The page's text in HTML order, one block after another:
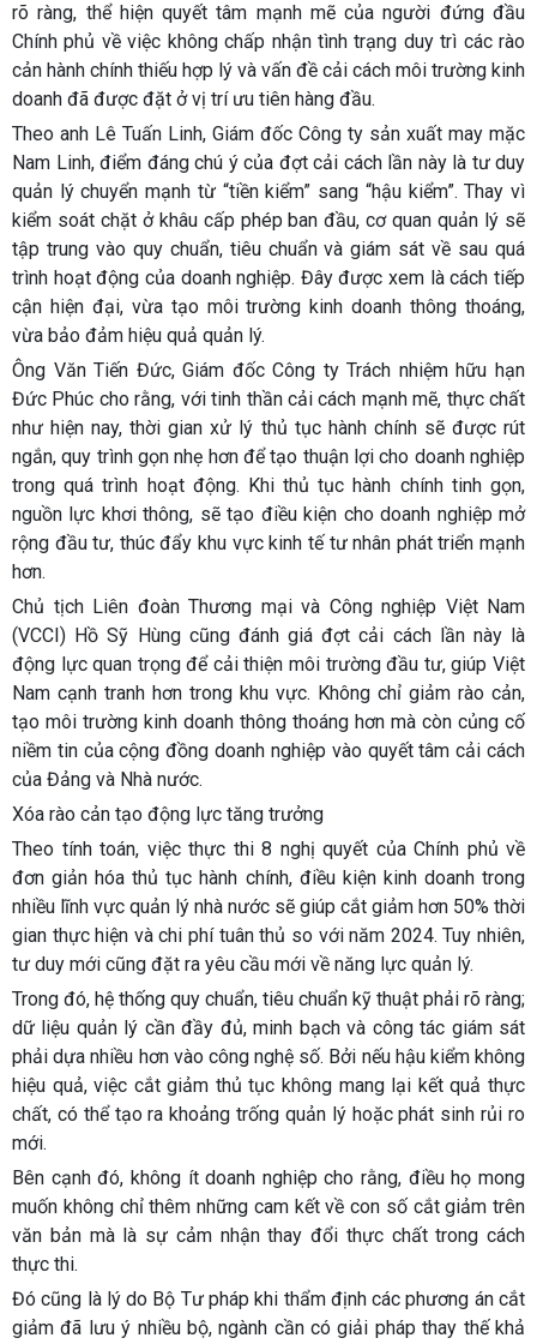
rõ ràng, thể hiện quyết tâm mạnh mẽ của người đứng đầu
Chính phủ về việc không chấp nhận tình trạng duy trì các rào
cản hành chính thiếu hợp lý và vấn đề cải cách môi trường kinh
doanh đã được đặt ở vị trí ưu tiên hàng đầu.
Theo anh Lê Tuấn Linh, Giám đốc Công ty sản xuất may mặc
Nam Linh, điểm đáng chú ý của đợt cải cách lần này là tư duy
quản lý chuyển mạnh từ “tiền kiểm” sang “hậu kiểm”. Thay vì
kiểm soát chặt ở khâu cấp phép ban đầu, cơ quan quản lý sẽ
tập trung vào quy chuẩn, tiêu chuẩn và giám sát về sau quá
trình hoạt động của doanh nghiệp. Đây được xem là cách tiếp
cận hiện đại, vừa tạo môi trường kinh doanh thông thoáng,
vừa bảo đảm hiệu quả quản lý.
Ông Văn Tiến Đức, Giám đốc Công ty Trách nhiệm hữu hạn
Đức Phúc cho rằng, với tinh thần cải cách mạnh mẽ, thực chất
như hiện nay, thời gian xử lý thủ tục hành chính sẽ được rút
ngắn, quy trình gọn nhẹ hơn để tạo thuận lợi cho doanh nghiệp
trong quá trình hoạt động. Khi thủ tục hành chính tinh gọn,
nguồn lực khơi thông, sẽ tạo điều kiện cho doanh nghiệp mở
rộng đầu tư, thúc đẩy khu vực kinh tế tư nhân phát triển mạnh
hơn.
Chủ tịch Liên đoàn Thương mại và Công nghiệp Việt Nam
(VCCI) Hồ Sỹ Hùng cũng đánh giá đợt cải cách lần này là
động lực quan trọng để cải thiện môi trường đầu tư, giúp Việt
Nam cạnh tranh hơn trong khu vực. Không chỉ giảm rào cản,
tạo môi trường kinh doanh thông thoáng hơn mà còn củng cố
niềm tin của cộng đồng doanh nghiệp vào quyết tâm cải cách
của Đảng và Nhà nước.
Xóa rào cản tạo động lực tăng trưởng
Theo tính toán, việc thực thi 8 nghị quyết của Chính phủ về
đơn giản hóa thủ tục hành chính, điều kiện kinh doanh trong
nhiều lĩnh vực quản lý nhà nước sẽ giúp cắt giảm hơn 50% thời
gian thực hiện và chi phí tuân thủ so với năm 2024. Tuy nhiên,
tư duy mới cũng đặt ra yêu cầu mới về năng lực quản lý.
Trong đó, hệ thống quy chuẩn, tiêu chuẩn kỹ thuật phải rõ ràng;
dữ liệu quản lý cần đầy đủ, minh bạch và công tác giám sát
phải dựa nhiều hơn vào công nghệ số. Bởi nếu hậu kiểm không
hiệu quả, việc cắt giảm thủ tục không mang lại kết quả thực
chất, có thể tạo ra khoảng trống quản lý hoặc phát sinh rủi ro
mới.
Bên cạnh đó, không ít doanh nghiệp cho rằng, điều họ mong
muốn không chỉ thêm những cam kết về con số cắt giảm trên
văn bản mà là sự cảm nhận thay đổi thực chất trong cách
thực thi.
Đó cũng là lý do Bộ Tư pháp khi thẩm định các phương án cắt
giảm đã lưu ý nhiều bộ, ngành cần có giải pháp thay thế khả